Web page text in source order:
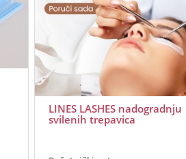
LINES LASHES nadogradnju
svilenih trepavica